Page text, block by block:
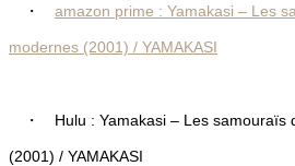
・ amazon prime : Yamakasi – Les
modernes (2001) / YAMAKASI
・ Hulu : Yamakasi – Les samouraïs
(2001) / YAMAKASI